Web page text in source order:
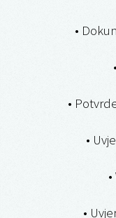
•
•
•
•